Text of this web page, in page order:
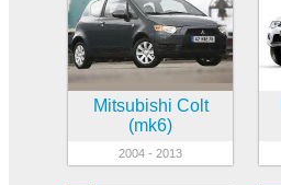
Mitsubishi Colt
(mk6)
2004 - 2013